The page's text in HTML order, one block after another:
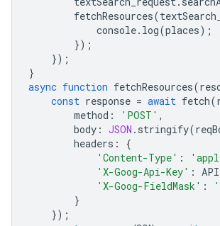
fetchResources(
console. log(places);
});
});
}
async function fetchResources(
const response = await fetch(
method : 'POST' ,
body : JSON . stringify(
headers :
{
'Content-Type' :
'X-Goog-Api-Key' :
'X-Goog-FieldMask' :
}
});